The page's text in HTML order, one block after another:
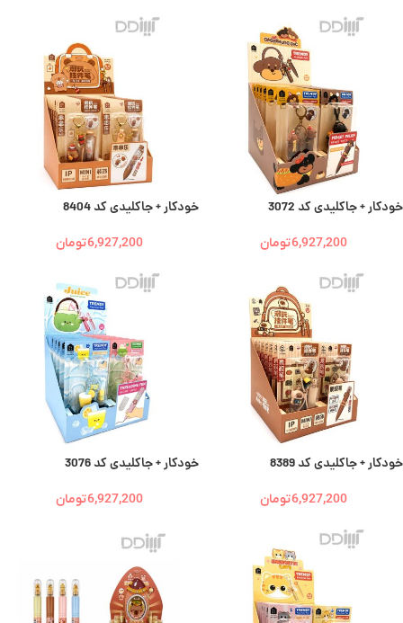
خودکار + جاکلیدی کد 3072
6,927,200تومان
خودکار + جاکلیدی کد 8404
6,927,200تومان
خودکار + جاکلیدی کد 8389
6,927,200تومان
خودکار + جاکلیدی کد 3076
6,927,200تومان